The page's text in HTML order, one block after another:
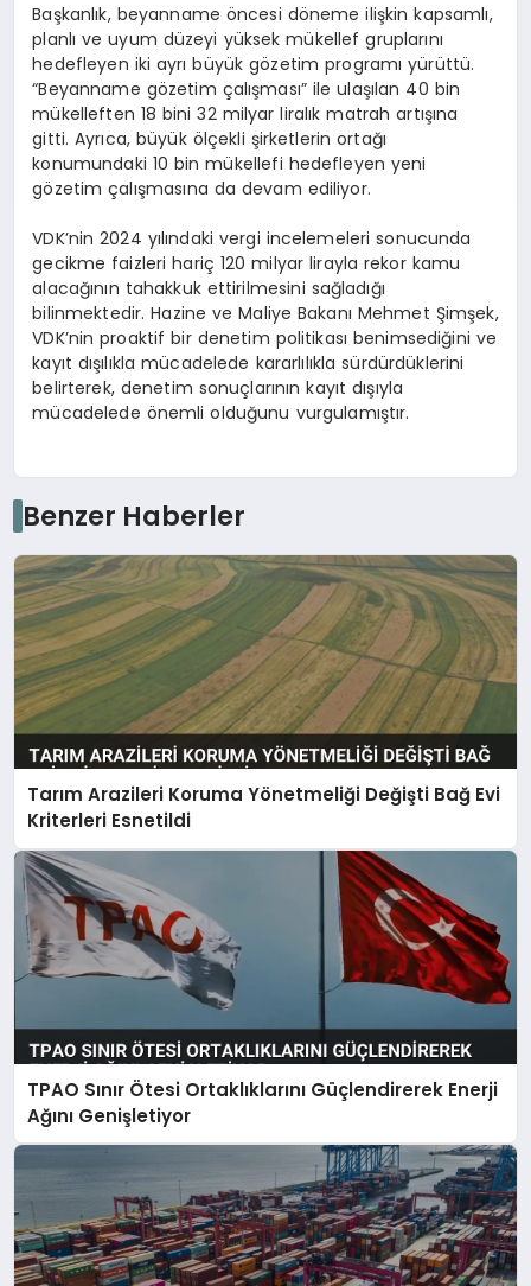
Başkanlık, beyanname öncesi döneme ilişkin kapsamlı,
planlı ve uyum düzeyi yüksek mükellef gruplarını
hedefleyen iki ayrı büyük gözetim programı yürüttü.
“Beyanname gözetim çalışması” ile ulaşılan 40 bin
mükelleften 18 bini 32 milyar liralık matrah artışına
gitti. Ayrıca, büyük ölçekli şirketlerin ortağı
konumundaki 10 bin mükellefi hedefleyen yeni
gözetim çalışmasına da devam ediliyor.
VDK’nin 2024 yılındaki vergi incelemeleri sonucunda
gecikme faizleri hariç 120 milyar lirayla rekor kamu
alacağının tahakkuk ettirilmesini sağladığı
bilinmektedir. Hazine ve Maliye Bakanı Mehmet Şimşek,
VDK’nin proaktif bir denetim politikası benimsediğini ve
kayıt dışılıkla mücadelede kararlılıkla sürdürdüklerini
belirterek, denetim sonuçlarının kayıt dışıyla
mücadelede önemli olduğunu vurgulamıştır.
Benzer Haberler
Tarım Arazileri Koruma Yönetmeliği Değişti Bağ Evi
Kriterleri Esnetildi
TPAO Sınır Ötesi Ortaklıklarını Güçlendirerek Enerji
Ağını Genişletiyor